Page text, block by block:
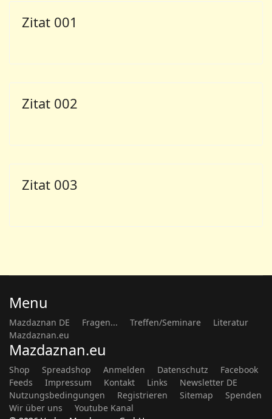
Zitat 001
Zitat 002
Zitat 003
Menu
Mazdaznan DE Fragen... Treffen/Seminare
Literatur
Mazdaznan.eu
Mazdaznan.eu
Shop Spreadshop Anmelden Datenschutz
Facebook
Feeds
Impressum Kontakt Links
Newsletter DE
Nutzungsbedingungen
Registrieren Sitemap
Spenden
Wir über uns
Youtube Kanal